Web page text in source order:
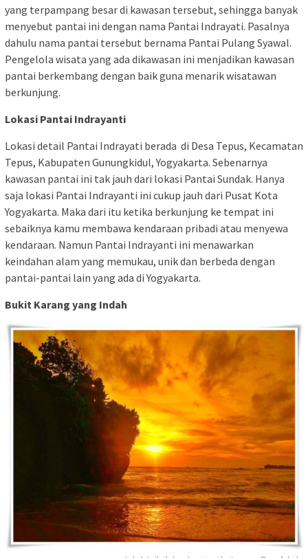
yang terpampang besar di kawasan tersebut, sehingga banyak
menyebut pantai ini dengan nama Pantai Indrayati. Pasalnya
dahulu nama pantai tersebut bernama Pantai Pulang Syawal.
Pengelola wisata yang ada dikawasan ini menjadikan kawasan
pantai berkembang dengan baik guna menarik wisatawan
berkunjung.
Lokasi Pantai Indrayanti
Lokasi detail Pantai Indrayati berada di Desa Tepus, Kecamatan
Tepus, Kabupaten Gunungkidul, Yogyakarta. Sebenarnya
kawasan pantai ini tak jauh dari lokasi Pantai Sundak. Hanya
saja lokasi Pantai Indrayanti ini cukup jauh dari Pusat Kota
Yogyakarta. Maka dari itu ketika berkunjung ke tempat ini
sebaiknya kamu membawa kendaraan pribadi atau menyewa
kendaraan. Namun Pantai Indrayanti ini menawarkan
keindahan alam yang memukau, unik dan berbeda dengan
pantai-pantai lain yang ada di Yogyakarta.
Bukit Karang yang Indah